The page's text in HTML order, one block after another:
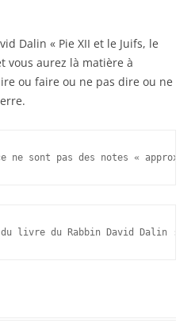
Dalin « Pie XII et le Juifs, le
vous aurez là matière à
ou faire ou ne pas dire ou ne
ne sont pas des notes «
livre du Rabbin David Dalin :